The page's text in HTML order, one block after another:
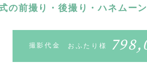
の前撮り・後撮り・ハネムー
撮影代金 おふたり様